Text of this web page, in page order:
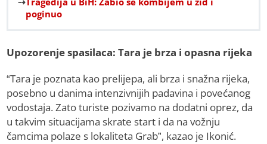
poginuo
Upozorenje spasilaca: Tara je brza i opasna rijeka
“Tara je poznata kao prelijepa, ali brza i snažna rijeka,
posebno u danima intenzivnijih padavina i povećanog
vodostaja. Zato turiste pozivamo na dodatni oprez, da
u takvim situacijama skrate start i da na vožnju
čamcima polaze s lokaliteta Grab”, kazao je Ikonić.